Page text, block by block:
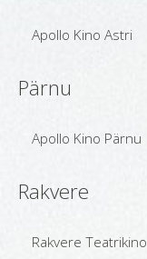
Apollo Kino Astri
Pärnu
Apollo Kino Pärnu
Rakvere
Rakvere Teatrikino